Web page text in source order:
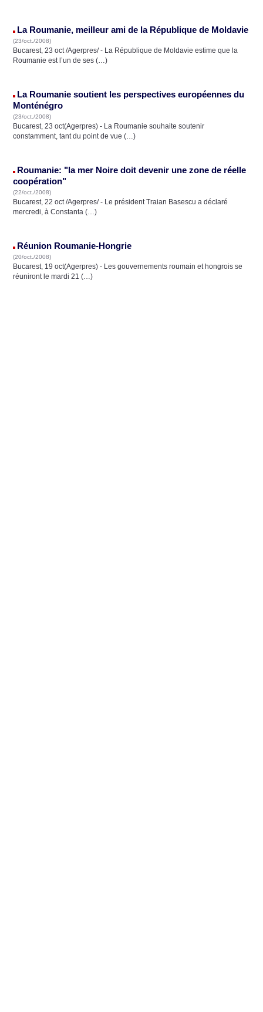
La Roumanie, meilleur ami de la République de Moldavie
(23/oct./2008)
Bucarest, 23 oct /Agerpres/ - La République de Moldavie estime que la
Roumanie est l’un de ses (…)
La Roumanie soutient les perspectives européennes du
Monténégro
(23/oct./2008)
Bucarest, 23 oct(Agerpres) - La Roumanie souhaite soutenir
constamment, tant du point de vue (…)
Roumanie: "la mer Noire doit devenir une zone de réelle
coopération"
(22/oct./2008)
Bucarest, 22 oct /Agerpres/ - Le président Traian Basescu a déclaré
mercredi, à Constanta (…)
Réunion Roumanie-Hongrie
(20/oct./2008)
Bucarest, 19 oct(Agerpres) - Les gouvernements roumain et hongrois se
réuniront le mardi 21 (…)